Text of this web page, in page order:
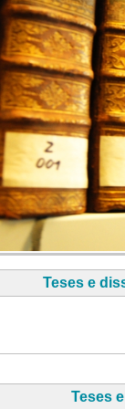
Teses e
Teses